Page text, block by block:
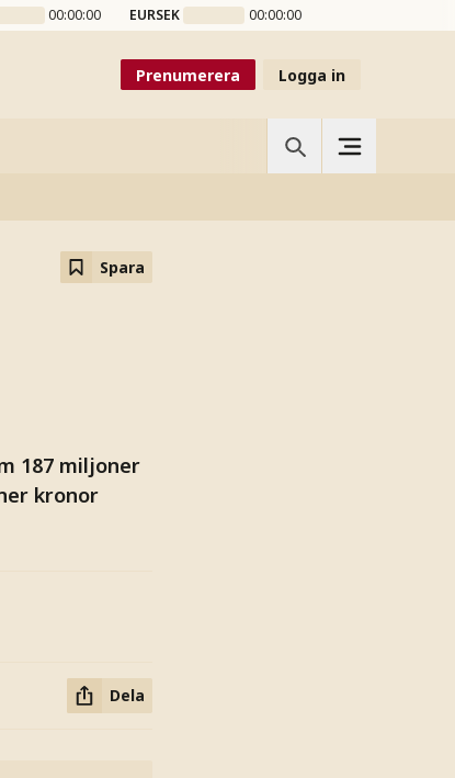
00:00:00 EURSEK 00:00:00
Prenumerera Logga in
Spara
187 miljoner
kronor
Dela